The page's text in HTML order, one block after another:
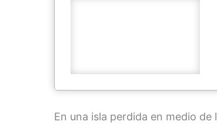
En una isla perdida en medio